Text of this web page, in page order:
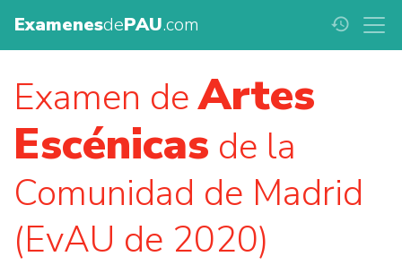
ExamenesdePAU.com history
Examen deArtes
Escénicas de la
Comunidad de Madrid
(EvAU de 2020)